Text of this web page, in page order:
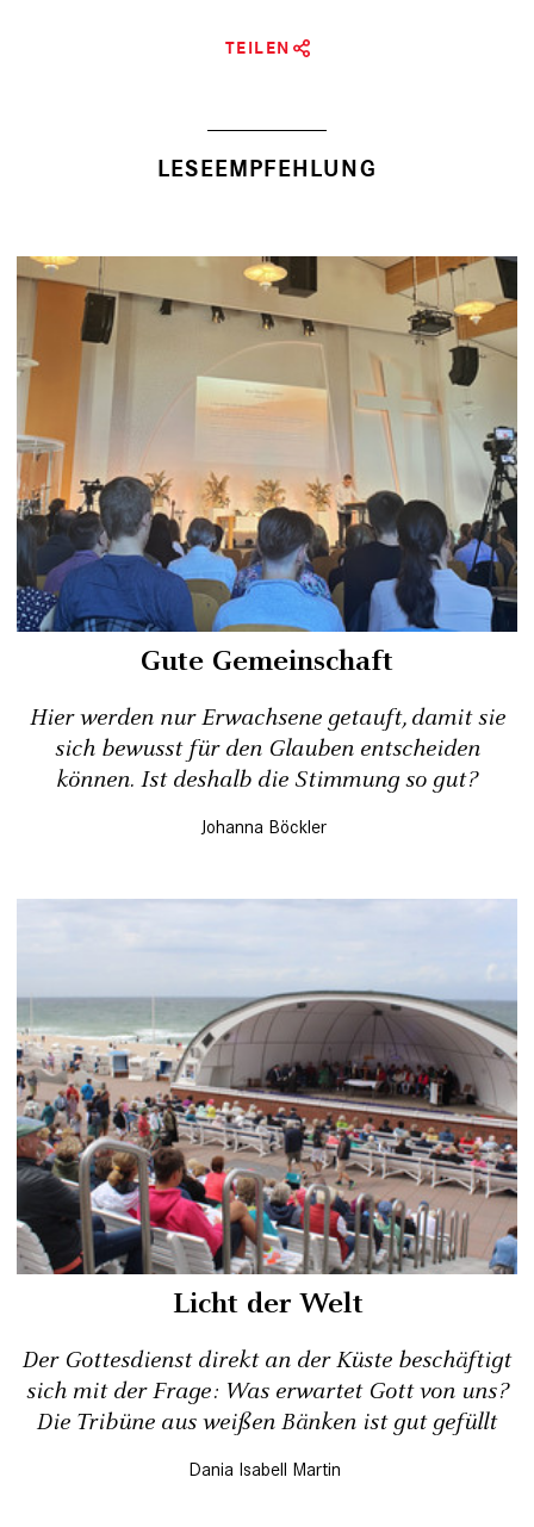
TEILEN
LESEEMPFEHLUNG
Gute Gemeinschaft
Hier werden nur Erwachsene getauft, damit sie
sich bewusst für den Glauben entscheiden
können. Ist deshalb die Stimmung so gut?
Johanna Böckler
Licht der Welt
Der Gottesdienst direkt an der Küste beschäftigt
sich mit der Frage: Was erwartet Gott von uns?
Die Tribüne aus weißen Bänken ist gut gefüllt
Dania Isabell Martin